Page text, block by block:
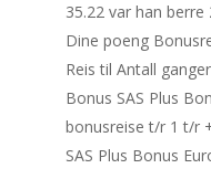
35.22 var han
Dine poeng
Reis til Antall
Bonus SAS Plus
bonusreise t/r 1 t/r
SAS Plus Bonus